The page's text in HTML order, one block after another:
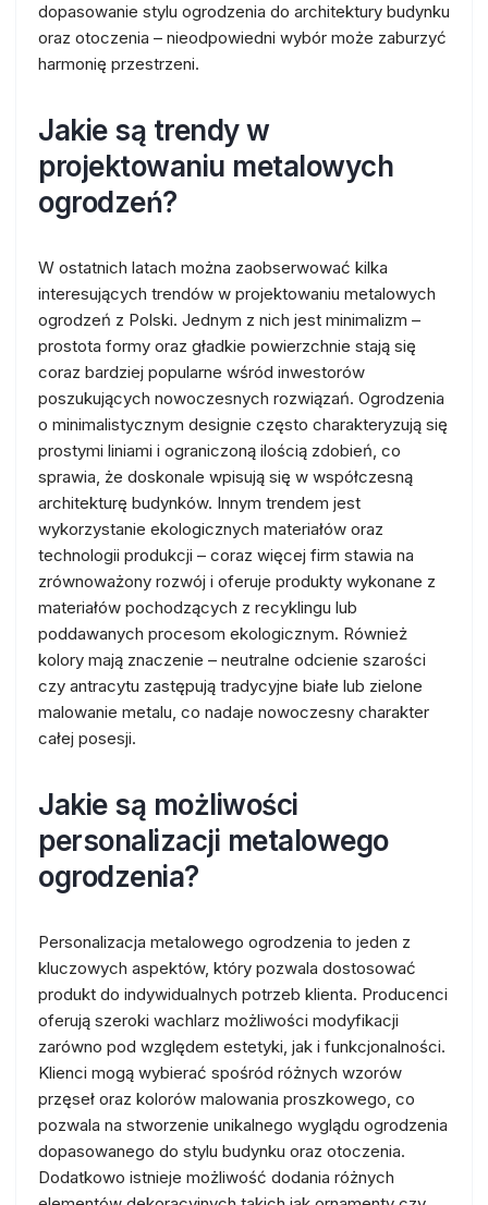
dopasowanie stylu ogrodzenia do architektury budynku
oraz otoczenia – nieodpowiedni wybór może zaburzyć
harmonię przestrzeni.
Jakie są trendy w
projektowaniu metalowych
ogrodzeń?
W ostatnich latach można zaobserwować kilka
interesujących trendów w projektowaniu metalowych
ogrodzeń z Polski. Jednym z nich jest minimalizm –
prostota formy oraz gładkie powierzchnie stają się
coraz bardziej popularne wśród inwestorów
poszukujących nowoczesnych rozwiązań. Ogrodzenia
o minimalistycznym designie często charakteryzują się
prostymi liniami i ograniczoną ilością zdobień, co
sprawia, że doskonale wpisują się w współczesną
architekturę budynków. Innym trendem jest
wykorzystanie ekologicznych materiałów oraz
technologii produkcji – coraz więcej firm stawia na
zrównoważony rozwój i oferuje produkty wykonane z
materiałów pochodzących z recyklingu lub
poddawanych procesom ekologicznym. Również
kolory mają znaczenie – neutralne odcienie szarości
czy antracytu zastępują tradycyjne białe lub zielone
malowanie metalu, co nadaje nowoczesny charakter
całej posesji.
Jakie są możliwości
personalizacji metalowego
ogrodzenia?
Personalizacja metalowego ogrodzenia to jeden z
kluczowych aspektów, który pozwala dostosować
produkt do indywidualnych potrzeb klienta. Producenci
oferują szeroki wachlarz możliwości modyfikacji
zarówno pod względem estetyki, jak i funkcjonalności.
Klienci mogą wybierać spośród różnych wzorów
przęseł oraz kolorów malowania proszkowego, co
pozwala na stworzenie unikalnego wyglądu ogrodzenia
dopasowanego do stylu budynku oraz otoczenia.
Dodatkowo istnieje możliwość dodania różnych